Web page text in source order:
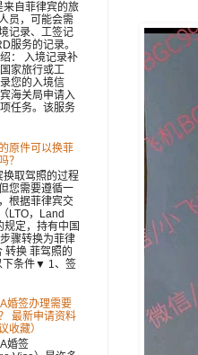
来自菲律宾的旅
员，可能会需
记录、工签记
服务的记录。
： 入境记录补
家旅行或工
您的入境信
海关局申请入
任务。该服务
原件可以换菲
？
换取驾照的过程
您需要遵循一
根据菲律宾交
LTO，Land
定，持有中国
骤转换为菲律
转换 菲驾照的
下条件▼ 1、签
婚签办理需要
最新申请资料
收藏）
婚签